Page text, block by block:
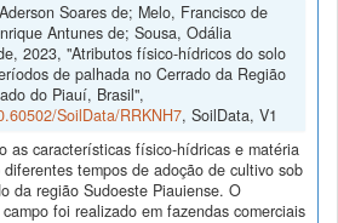
Soares de; Melo, Francisco de
Antunes de; Sousa, Odália
2023, "Atributos físico-hídricos do solo
de palhada no Cerrado da Região
do Piauí, Brasil",
SoilData/RRKNH7, SoilData, V1
as características físico-hídricas e matéria
tempos de adoção de cultivo sob
da região Sudoeste Piauiense. O
foi realizado em fazendas comerciais